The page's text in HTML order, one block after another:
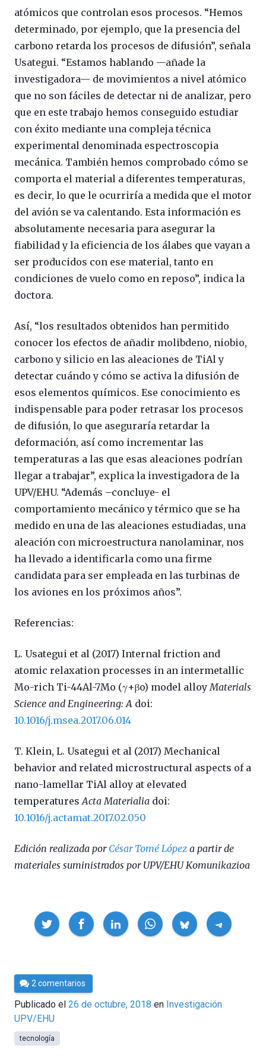
atómicos que controlan esos procesos. “Hemos
determinado, por ejemplo, que la presencia del
carbono retarda los procesos de difusión”, señala
Usategui. “Estamos hablando —añade la
investigadora— de movimientos a nivel atómico
que no son fáciles de detectar ni de analizar, pero
que en este trabajo hemos conseguido estudiar
con éxito mediante una compleja técnica
experimental denominada espectroscopia
mecánica. También hemos comprobado cómo se
comporta el material a diferentes temperaturas,
es decir, lo que le ocurriría a medida que el motor
del avión se va calentando. Esta información es
absolutamente necesaria para asegurar la
fiabilidad y la eficiencia de los álabes que vayan a
ser producidos con ese material, tanto en
condiciones de vuelo como en reposo”, indica la
doctora.
Así, “los resultados obtenidos han permitido
conocer los efectos de añadir molibdeno, niobio,
carbono y silicio en las aleaciones de TiAl y
detectar cuándo y cómo se activa la difusión de
esos elementos químicos. Ese conocimiento es
indispensable para poder retrasar los procesos
de difusión, lo que aseguraría retardar la
deformación, así como incrementar las
temperaturas a las que esas aleaciones podrían
llegar a trabajar”, explica la investigadora de la
UPV/EHU. “Además –concluye- el
comportamiento mecánico y térmico que se ha
medido en una de las aleaciones estudiadas, una
aleación con microestructura nanolaminar, nos
ha llevado a identificarla como una firme
candidata para ser empleada en las turbinas de
los aviones en los próximos años”.
Referencias:
L. Usategui et al (2017) Internal friction and
atomic relaxation processes in an intermetallic
Mo-rich Ti-44Al-7Mo (γ+βo) model alloy Materials
Science and Engineering: A doi:
10.1016/j.msea.2017.06.014
T. Klein, L. Usategui et al (2017) Mechanical
behavior and related microstructural aspects of a
nano-lamellar TiAl alloy at elevated
temperatures Acta Materialia doi:
10.1016/j.actamat.2017.02.050
Edición realizada por César Tomé López a partir de
materiales suministrados por UPV/EHU Komunikazioa
Compartir
Por
César
Tomé
2 comentarios
Publicado el 26 de octubre, 2018 en Investigación
UPV/EHU
tecnología